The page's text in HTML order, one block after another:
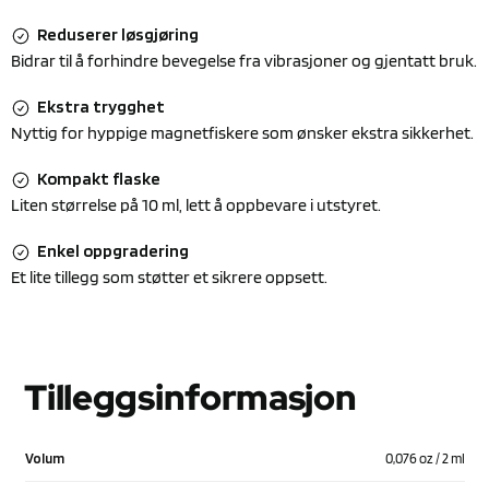
Reduserer løsgjøring
Bidrar til å forhindre bevegelse fra vibrasjoner og gjentatt bruk.
Ekstra trygghet
Nyttig for hyppige magnetfiskere som ønsker ekstra sikkerhet.
Kompakt flaske
Liten størrelse på 10 ml, lett å oppbevare i utstyret.
Enkel oppgradering
Et lite tillegg som støtter et sikrere oppsett.
Tilleggsinformasjon
Volum 0,076 oz / 2 ml